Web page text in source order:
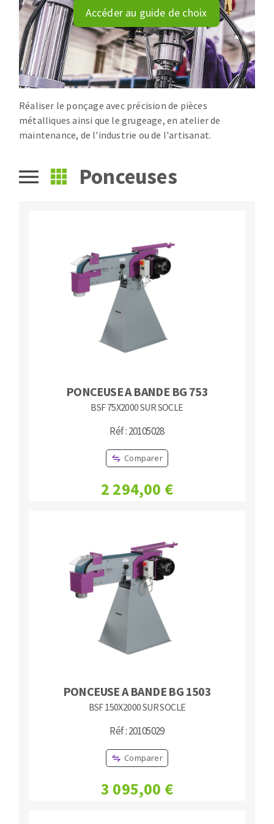
Disques fibre
Roues à lamelles
Meules sur tige
Brosses
Meules de tourets
Feutres à polir
Bandes sans fin
Rouleaux d'atelier
NETTOYAGE
Aspirateurs
Tronçonneuses
Affuteurs de forets
Tourets
Ponceuses
OUTILS COUPANTS
Fraises scies
Forets métaux
Accéder au guide de choix
Réaliser le ponçage avec précision de pièces
métalliques ainsi que le grugeage, en atelier de
maintenance, de l'industrie ou de l'artisanat.
Ponceuses
PONCEUSE A BANDE BG 753
BSF 75X2000 SUR SOCLE
Réf : 20105028
Comparer
2 294,00 €
PONCEUSE A BANDE BG 1503
BSF 150X2000 SUR SOCLE
Réf : 20105029
Comparer
3 095,00 €